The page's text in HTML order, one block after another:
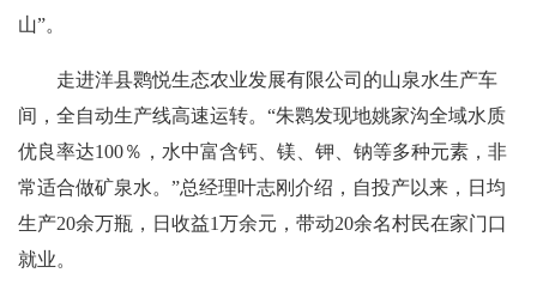
山”。
走进洋县鹮悦生态农业发展有限公司的山泉水生产车
间，全自动生产线高速运转。“朱鹮发现地姚家沟全域水质
优良率达100％，水中富含钙、镁、钾、钠等多种元素，非
常适合做矿泉水。”总经理叶志刚介绍，自投产以来，日均
生产20余万瓶，日收益1万余元，带动20余名村民在家门口
就业。